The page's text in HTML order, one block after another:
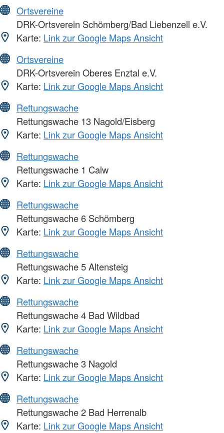
Ortsvereine
DRK-Ortsverein Schömberg/Bad Liebenzell e.V.
Karte: Link zur Google Maps Ansicht
Ortsvereine
DRK-Ortsverein Oberes Enztal e.V.
Karte: Link zur Google Maps Ansicht
Rettungswache
Rettungswache 13 Nagold/Eisberg
Karte: Link zur Google Maps Ansicht
Rettungswache
Rettungswache 1 Calw
Karte: Link zur Google Maps Ansicht
Rettungswache
Rettungswache 6 Schömberg
Karte: Link zur Google Maps Ansicht
Rettungswache
Rettungswache 5 Altensteig
Karte: Link zur Google Maps Ansicht
Rettungswache
Rettungswache 4 Bad Wildbad
Karte: Link zur Google Maps Ansicht
Rettungswache
Rettungswache 3 Nagold
Karte: Link zur Google Maps Ansicht
Rettungswache
Rettungswache 2 Bad Herrenalb
Karte: Link zur Google Maps Ansicht